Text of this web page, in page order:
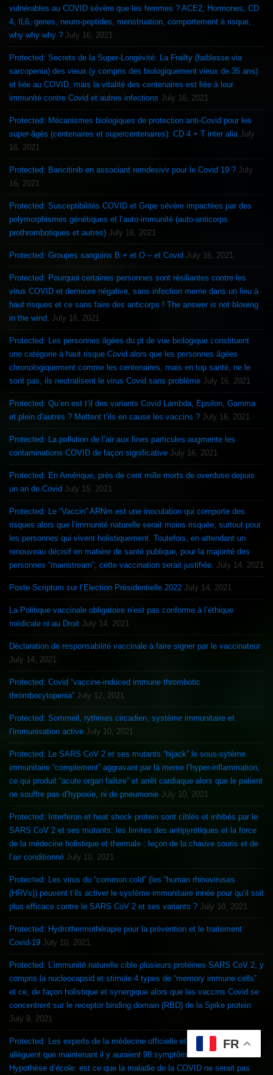
vulnérables au COVID sévère que les femmes ? ACE2, Hormones, CD
4, IL6, genes, neuro-peptides, menstruation, comportement à risque,
why why why ? July 16, 2021
Protected: Secrets de la Super-Longévité: La Frailty (faiblesse via
sarcopenia) des vieux (y compris des biologiquement vieux de 35 ans)
et liée au COVID, mais la vitalité des centenaires est liée à leur
immunité contre Covid et autres infections July 16, 2021
Protected: Mécanismes biologiques de protection anti-Covid pour les
super-âgés (centenaires et supercentenaires): CD 4 + T inter alia July
16, 2021
Protected: Baricitinib en associant remdesivir pour le Covid 19 ? July
16, 2021
Protected: Susceptibilités COVID et Gripe sévère impactées par des
polymorphismes génétiques et l’auto-immunité (auto-anticorps
prothrombotiques et autres) July 16, 2021
Protected: Groupes sanguins B + et O – et Covid July 16, 2021
Protected: Pourquoi certaines personnes sont résiliantes contre les
virus COVID et demeure négative, sans infection meme dans un lieu à
haut risques et ce sans faire des anticorps ! The answer is not blowing
in the wind. July 16, 2021
Protected: Les personnes âgées du pt de vue biologique constituent
une catégorie à haut risque Covid alors que les personnes âgées
chronologiquement comme les centenaires, mais en top santé, ne le
sont pas, ils neutralisent le virus Covid sans problème July 16, 2021
Protected: Qu’en est t’il des variants Covid Lambda, Epsilon, Gamma
et plein d’autres ? Mettent t’ils en cause les vaccins ? July 16, 2021
Protected: La pollution de l’air aux fines particules augmente les
contaminations COVID de façon significative July 16, 2021
Protected: En Amérique, près de cent mille morts de overdose depuis
un an de Covid July 15, 2021
Protected: Le “Vaccin” ARNm est une inoculation qui comporte des
risques alors que l’immunité naturelle serait moins risquée, surtout pour
les personnes qui vivent holistiquement. Toutefois, en attendant un
renouveau décisif en matière de santé publique, pour la majorité des
personnes “mainstream”, cette vaccination serait justifiée. July 14, 2021
Poste Scriptum sur l’Election Présidentielle 2022 July 14, 2021
La Politique vaccinale obligatoire n’est pas conforme à l’éthique
médicale ni au Droit July 14, 2021
Déclaration de responsabilité vaccinale à faire signer par le vaccinateur
July 14, 2021
Protected: Covid “vaccine-induced immune thrombotic
thrombocytopenia” July 12, 2021
Protected: Sommeil, rythmes circadien, système immunitaire et
l’immunisation active July 10, 2021
Protected: Le SARS CoV 2 et ses mutants “hijack” le sous-sytème
immunitaire “complement” aggravant par là meme l’hyper-inflammation,
ce qui produit “acute organ failure” et arrêt cardiaque alors que le patient
ne souffre pas d’hypoxie, ni de pneumonie July 10, 2021
Protected: Interferon et heat shock protein sont ciblés et inhibés par le
SARS CoV 2 et ses mutants: les limites des antipyrétiques et la force
de la médecine holistique et thermale : leçon de la chauve souris et de
l’air conditionné July 10, 2021
Protected: Les virus du “common cold” (les “human rhinoviruses
(HRVs)) peuvent t’ils activer le système immunitaire innée pour qu’il soit
plus efficace contre le SARS CoV 2 et ses variants ? July 10, 2021
Protected: Hydrothermothérapie pour la prévention et le traitement
Covid-19 July 10, 2021
Protected: L’immunité naturelle cible plusieurs protéines SARS CoV 2, y
compris la nucleocapsid et stimule 4 types de “memory immune cells”
et ce, de façon holistique et synergique alors que les vaccins Covid se
concentrent sur le receptor binding domain (RBD) de la Spike protein
July 9, 2021
Protected: Les experts de la médecine officielle et de la COVID
allèguent que maintenant il y auraient 98 symptômes COVID-19 !
Hypothèse d’école: est ce que la maladie de la COVID ne serait pas
FR